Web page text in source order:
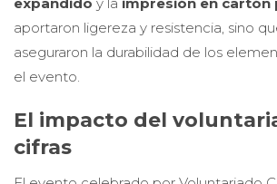
expandido y la impresión en cartón
aportaron ligereza y resistencia, sino
aseguraron la durabilidad de los
el evento.
El impacto del
cifras